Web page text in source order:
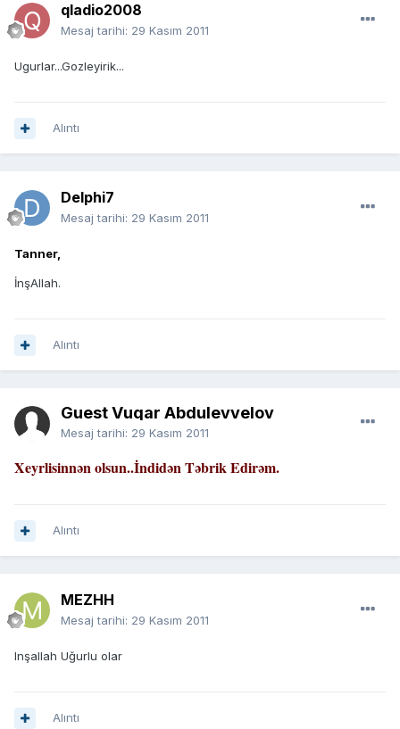
qladio2008
Mesaj tarihi: 29 Kasım 2011
Ugurlar...Gozleyirik...
Alıntı
Delphi7
Mesaj tarihi: 29 Kasım 2011
Tanner,
İnşAllah.
Alıntı
Guest Vuqar Abdulevvelov
Mesaj tarihi: 29 Kasım 2011
Xeyrlisinnən olsun..İndidən Təbrik Edirəm.
Alıntı
MEZHH
Mesaj tarihi: 29 Kasım 2011
Inşallah Uğurlu olar
Alıntı